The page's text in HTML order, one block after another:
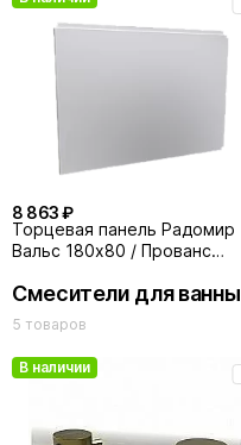
8 863 ₽
Торцевая панель Радомир
Вальс 180х80 / Прованс
левая
Смесители для ванны
5 товаров
В наличии